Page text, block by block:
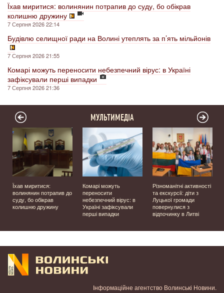
Їхав миритися: волинянин потрапив до суду, бо обікрав
колишню дружину
7 Серпня 2026 22:14
Будівлю селищної ради на Волині утеплять за п’ять мільйонів
7 Серпня 2026 21:55
Комарі можуть переносити небезпечний вірус: в Україні
зафіксували перші випадки
7 Серпня 2026 21:36
МУЛЬТИМЕДІА
Їхав миритися:
волинянин потрапив до
суду, бо обікрав
колишню дружину
Комарі можуть
переносити
небезпечний вірус: в
Україні зафіксували
перші випадки
Різноманітні активності
та екскурсії: діти з
Луцької громади
повернулися з
відпочинку в Литві
Інформаційне агентство Волинські Новини.